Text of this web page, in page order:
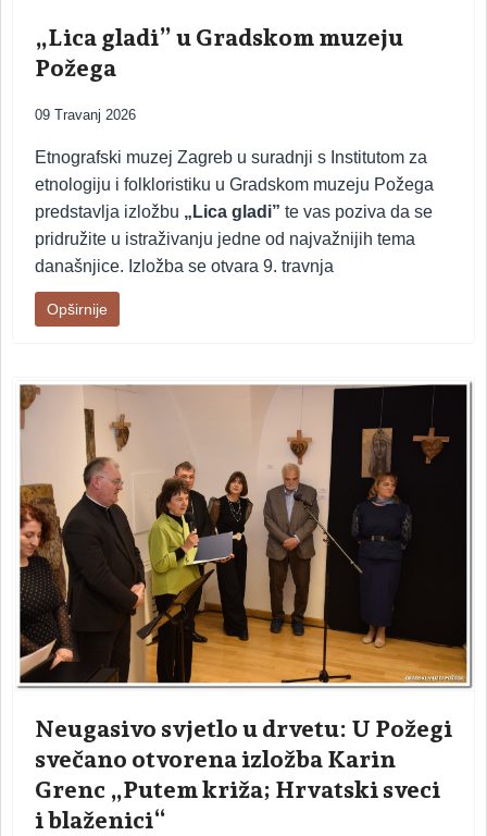
„Lica gladi” u Gradskom muzeju
Požega
09 Travanj 2026
Etnografski muzej Zagreb u suradnji s Institutom za
etnologiju i folkloristiku u Gradskom muzeju Požega
predstavlja izložbu „Lica gladi” te vas poziva da se
pridružite u istraživanju jedne od najvažnijih tema
današnjice. Izložba se otvara 9. travnja
Opširnije
Neugasivo svjetlo u drvetu: U Požegi
svečano otvorena izložba Karin
Grenc „Putem križa; Hrvatski sveci
i blaženici“